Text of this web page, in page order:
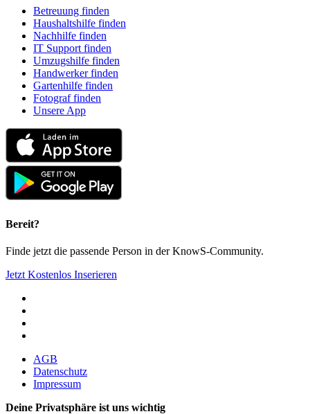
Betreuung finden
Haushaltshilfe finden
Nachhilfe finden
IT Support finden
Umzugshilfe finden
Handwerker finden
Gartenhilfe finden
Fotograf finden
Unsere App
Bereit?
Finde jetzt die passende Person in der KnowS-Community.
Jetzt Kostenlos Inserieren
AGB
Datenschutz
Impressum
Deine Privatsphäre ist uns wichtig